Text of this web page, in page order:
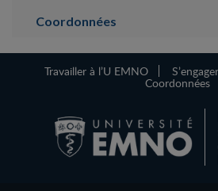
Coordonnées
Travailler à l’U EMNO
Coordonnées